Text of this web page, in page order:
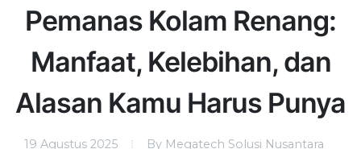
Pemanas Kolam Renang:
Manfaat, Kelebihan, dan
Alasan Kamu Harus Punya
19 Agustus 2025 By Megatech Solusi Nusantara